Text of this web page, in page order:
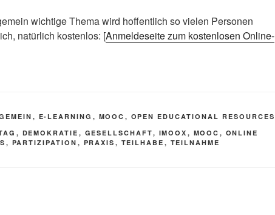
wichtige Thema wird hoffentlich so vielen Personen
natürlich kostenlos: [Anmeldeseite zum kostenlosen Online-
, E-LEARNING , MOOC , OPEN EDUCATIONAL RESOURCES
, DEMOKRATIE , GESELLSCHAFT, IMOOX , MOOC , ONLINE
, PARTIZIPATION , PRAXIS , TEILHABE , TEILNAHME